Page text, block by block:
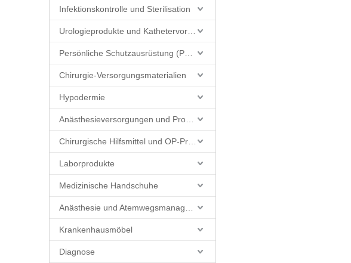
Infektionskontrolle und Sterilisation
Chirurgie-Versorgungsmaterialien
Hypodermie
Laborprodukte
Medizinische Handschuhe
Krankenhausmöbel
Diagnose